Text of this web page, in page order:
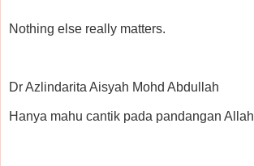
Nothing else really matters.
Dr Azlindarita Aisyah Mohd Abdullah
Hanya mahu cantik pada pandangan Allah